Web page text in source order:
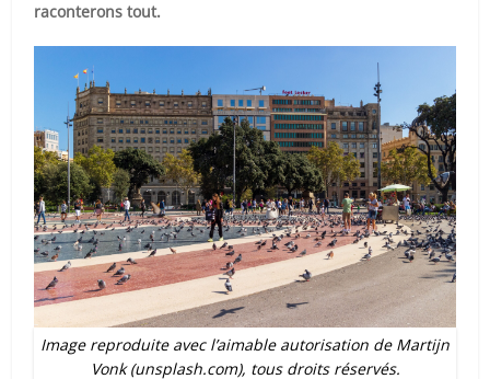
raconterons tout.
Image reproduite avec l’aimable autorisation de Martijn
Vonk (unsplash.com), tous droits réservés.